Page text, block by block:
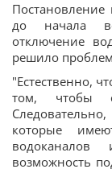
Постановление
до начала
отключение
решило
"Естественно,
том, чтобы
которые
водоканалов
возможность